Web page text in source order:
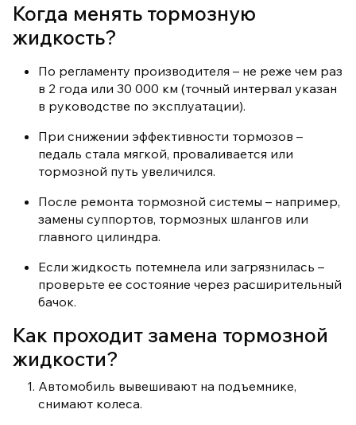
Когда менять тормозную
жидкость?
По регламенту производителя – не реже чем раз
в 2 года или 30 000 км (точный интервал указан
в руководстве по эксплуатации).
При снижении эффективности тормозов –
педаль стала мягкой, проваливается или
тормозной путь увеличился.
После ремонта тормозной системы – например,
замены суппортов, тормозных шлангов или
главного цилиндра.
Если жидкость потемнела или загрязнилась –
проверьте ее состояние через расширительный
бачок.
Как проходит замена тормозной
жидкости?
Автомобиль вывешивают на подъемнике,
снимают колеса.